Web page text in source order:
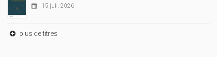
15 juil. 2026
plus de titres